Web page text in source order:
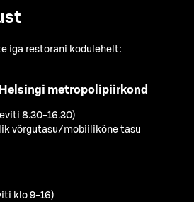
iga restorani kodulehelt:
metropolipiirkond
8.30-16.30)
võrgutasu/mobiilikõne tasu
klo 9-16)